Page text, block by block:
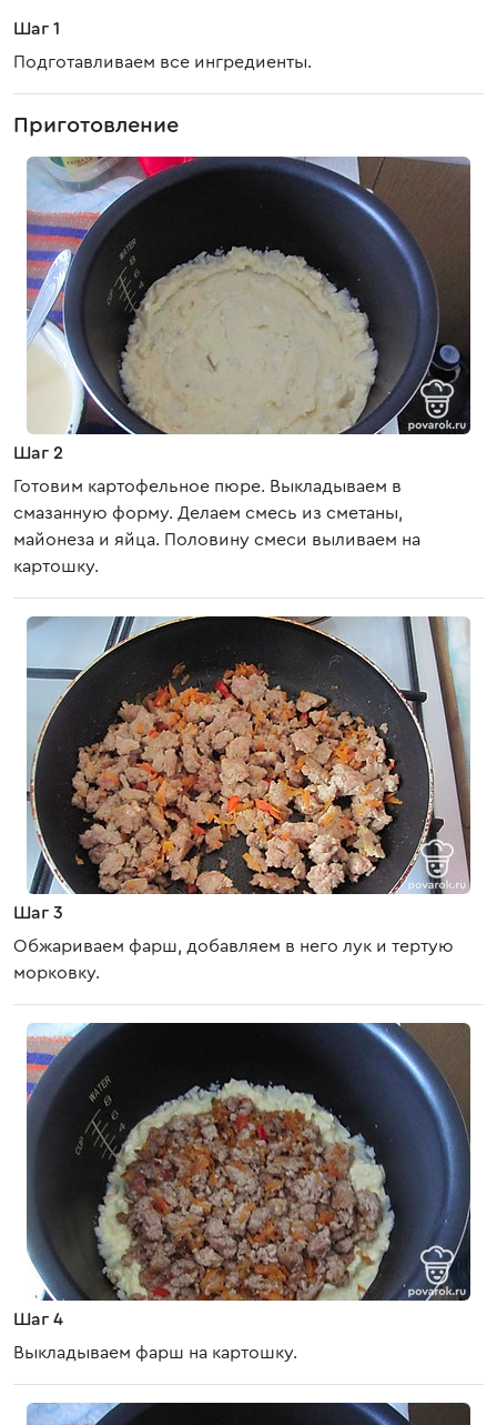
Шаг 1
Подготавливаем все ингредиенты.
Приготовление
Шаг 2
Готовим картофельное пюре. Выкладываем в
смазанную форму. Делаем смесь из сметаны,
майонеза и яйца. Половину смеси выливаем на
картошку.
Шаг 3
Обжариваем фарш, добавляем в него лук и тертую
морковку.
Шаг 4
Выкладываем фарш на картошку.